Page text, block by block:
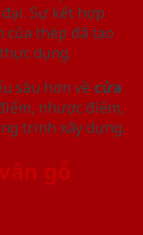
Sự kết hợp
của thép đã tạo
dụng.
sâu hơn về cửa
nhược điểm,
trình xây dựng.
gỗ